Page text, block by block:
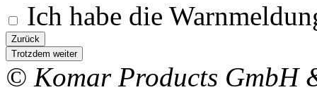
Ich habe die
Zurück
Trotzdem weiter
© Komar Products GmbH